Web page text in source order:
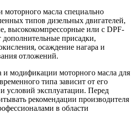
масла специально
типов дизельных двигателей,
высококомпрессорные или с DPF-
присадки,
осаждение нагара и
отложений.
и модификации моторного масла для
типа зависит от его
условий эксплуатации. Перед
рекомендации производителя
в области